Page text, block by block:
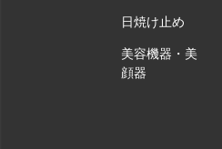
日焼け止め
美容機器・美
顔器